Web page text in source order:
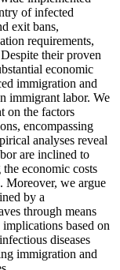
of infected
exit bans,
requirements,
their proven
economic
immigration and
immigrant labor. We
on the factors
encompassing
analyses reveal
are inclined to
economic costs
Moreover, we argue
by a
through means
based on
diseases
immigration and